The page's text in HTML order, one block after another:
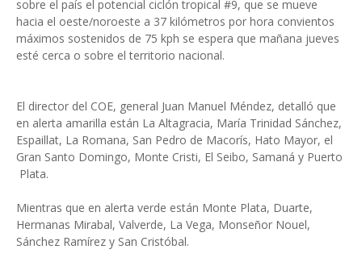
sobre el país el potencial ciclón tropical #9, que se mueve
hacia el oeste/noroeste a 37 kilómetros por hora convientos
máximos sostenidos de 75 kph se espera que mañana jueves
esté cerca o sobre el territorio nacional.
El director del COE, general Juan Manuel Méndez, detalló que
en alerta amarilla están La Altagracia, María Trinidad Sánchez,
Espaillat, La Romana, San Pedro de Macorís, Hato Mayor, el
Gran Santo Domingo, Monte Cristi, El Seibo, Samaná y Puerto
Plata.
Mientras que en alerta verde están Monte Plata, Duarte,
Hermanas Mirabal, Valverde, La Vega, Monseñor Nouel,
Sánchez Ramírez y San Cristóbal.